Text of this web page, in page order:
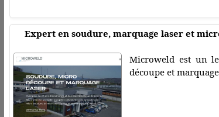
Expert en soudure, marquage laser et
Microweld est un
découpe et